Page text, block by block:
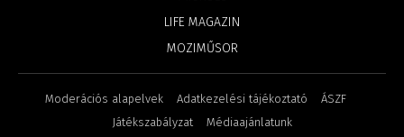
LIFE MAGAZIN
MOZIMŰSOR
Moderációs alapelvek Adatkezelési tájékoztató
ÁSZF
Játékszabályzat
Médiaajánlatunk